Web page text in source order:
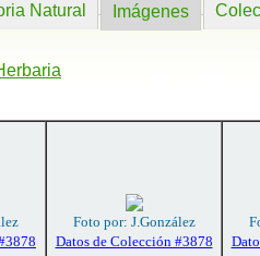
Natural Imágenes
Foto por: J.González
Datos de Colección #3878